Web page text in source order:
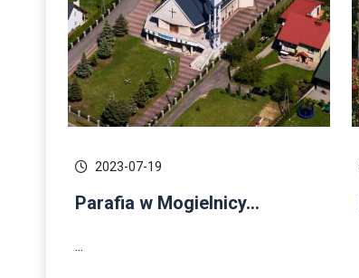
2023-07-19
Parafia w Mogielnicy...
...